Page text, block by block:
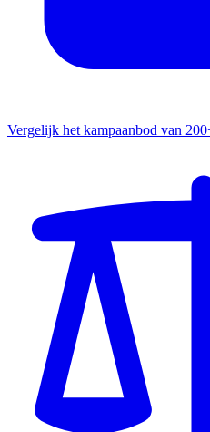
Vergelijk het kampaanbod van